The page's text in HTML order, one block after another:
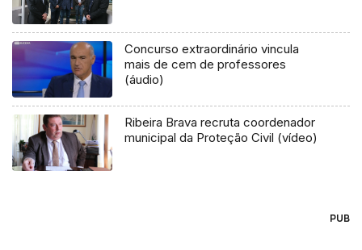
Concurso extraordinário vincula
mais de cem de professores
(áudio)
Ribeira Brava recruta coordenador
municipal da Proteção Civil (vídeo)
PUB